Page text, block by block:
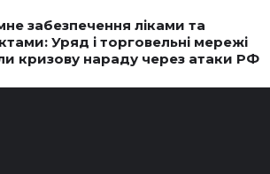
забезпечення ліками та
Уряд і торговельні мережі
кризову нараду через атаки РФ